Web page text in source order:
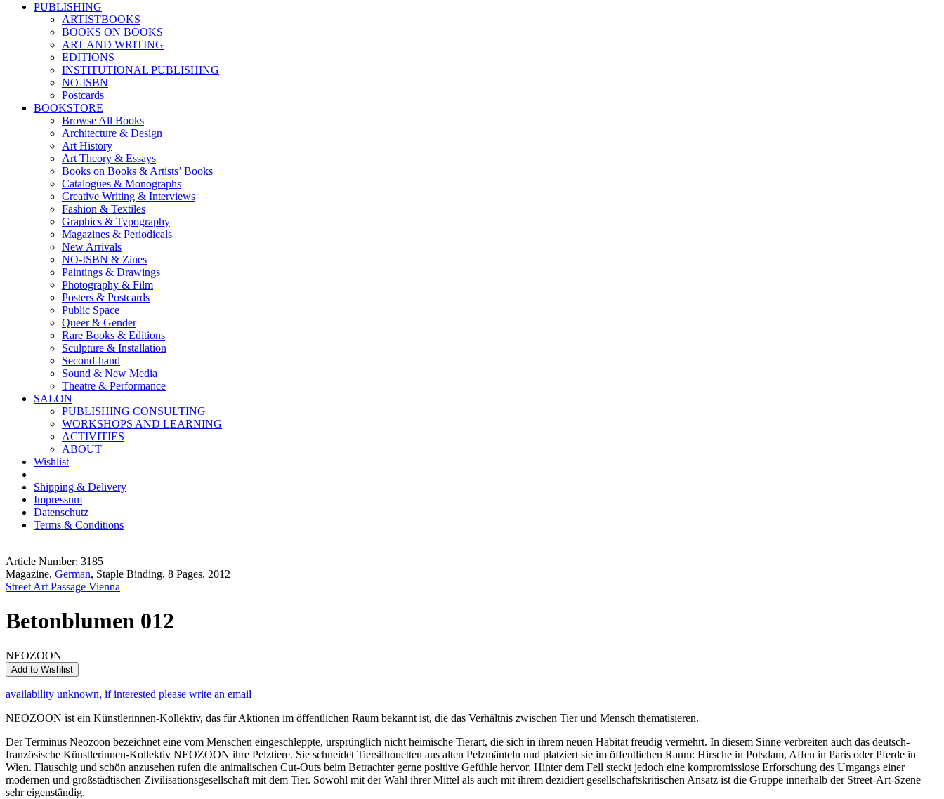
PUBLISHING
ARTISTBOOKS
BOOKS ON BOOKS
ART AND WRITING
EDITIONS
INSTITUTIONAL PUBLISHING
NO-ISBN
Postcards
BOOKSTORE
Browse All Books
Architecture & Design
Art History
Art Theory & Essays
Books on Books & Artists’ Books
Catalogues & Monographs
Creative Writing & Interviews
Fashion & Textiles
Graphics & Typography
Magazines & Periodicals
New Arrivals
NO-ISBN & Zines
Paintings & Drawings
Photography & Film
Posters & Postcards
Public Space
Queer & Gender
Rare Books & Editions
Sculpture & Installation
Second-hand
Sound & New Media
Theatre & Performance
SALON
PUBLISHING CONSULTING
WORKSHOPS AND LEARNING
ACTIVITIES
ABOUT
Wishlist
Shipping & Delivery
Impressum
Datenschutz
Terms & Conditions
Article Number: 3185
Magazine, German, Staple Binding, 8 Pages, 2012
Street Art Passage Vienna
Betonblumen 012
NEOZOON
Add to Wishlist
availability unknown, if interested please write an email
NEOZOON ist ein Künstlerinnen-Kollektiv, das für Aktionen im öffentlichen Raum bekannt ist, die das Verhältnis zwischen Tier und Mensch thematisieren.
Der Terminus Neozoon bezeichnet eine vom Menschen eingeschleppte, ursprünglich nicht heimische Tierart, die sich in ihrem neuen Habitat freudig vermehrt. In diesem Sinne verbreiten auch das deutsch-
französische Künstlerinnen-Kollektiv NEOZOON ihre Pelztiere. Sie schneidet Tiersilhouetten aus alten Pelzmänteln und platziert sie im öffentlichen Raum: Hirsche in Potsdam, Affen in Paris oder Pferde in
Wien. Flauschig und schön anzusehen rufen die animalischen Cut-Outs beim Betrachter gerne positive Gefühle hervor. Hinter dem Fell steckt jedoch eine kompromisslose Erforschung des Umgangs einer
modernen und großstädtischen Zivilisationsgesellschaft mit dem Tier. Sowohl mit der Wahl ihrer Mittel als auch mit ihrem dezidiert gesellschaftskritischen Ansatz ist die Gruppe innerhalb der Street-Art-Szene
sehr eigenständig.